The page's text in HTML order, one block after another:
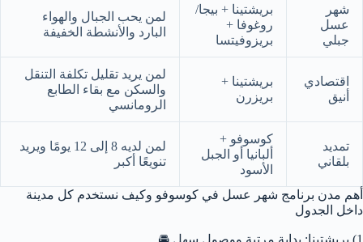
شهر
عسل
جبلي
بريشتينا + بيجا/
روغوفا +
بريزوفيتسا
لمن يحب الجبال والهواء
البارد والأنشطة الخفيفة
اقتصادي
أنيق
بريشتينا +
بريزرن
لمن يريد تقليل تكلفة التنقل
والسكن مع بقاء الطابع
الرومانسي
تمديد
بلقاني
كوسوفو +
ألبانيا أو الجبل
الأسود
لمن لديه 8 إلى 12 يومًا ويريد
تنويعًا أكبر
أهم مدن برنامج شهر عسل في كوسوفو وكيف نستخدم كل مدينة
داخل الجدول